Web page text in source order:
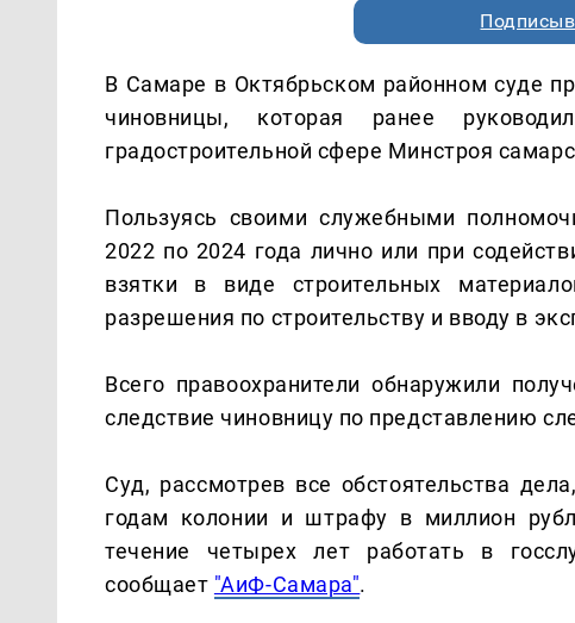
В Самаре в Октябрьском районном суде
чиновницы, которая ранее
градостроительной сфере Минстроя
Пользуясь своими служебными
2022 по 2024 года лично или при
взятки в виде строительных
разрешения по строительству и вводу в
Всего правоохранители обнаружили
следствие чиновницу по представлению
Суд, рассмотрев все обстоятельства
годам колонии и штрафу в миллион
течение четырех лет работать в
сообщает "АиФ-Самара".